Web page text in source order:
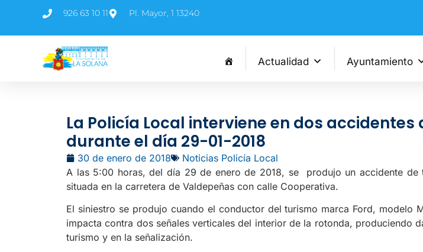
926 63 10 11 Pl. Mayor, 1 13240
Actualidad Ayuntamiento
La Policía Local interviene en dos accidentes
durante el día 29-01-2018
30 de enero de 2018
Noticias Policía Local
A las 5:00 horas, del día 29 de enero de 2018, se produjo un accidente de
situada en la carretera de Valdepeñas con calle Cooperativa.
El siniestro se produjo cuando el conductor del turismo marca Ford, modelo
impacta contra dos señales verticales del interior de la rotonda, produciendo
turismo y en la señalización.